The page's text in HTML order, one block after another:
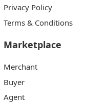
Privacy Policy
Terms & Conditions
Marketplace
Merchant
Buyer
Agent